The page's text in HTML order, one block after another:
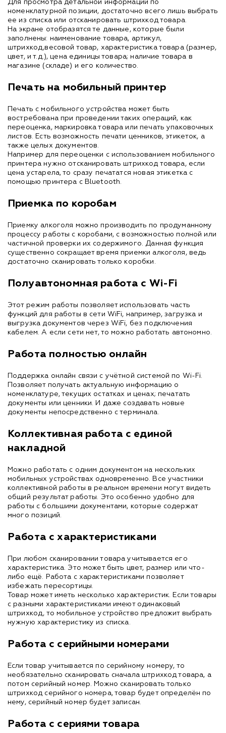
Для просмотра детальной информации по
номенклатурной позиции, достаточно всего лишь выбрать
ее из списка или отсканировать штрихкод товара.
На экране отобразятся те данные, которые были
заполнены: наименование товара, артикул,
штрихкод,весовой товар, характеристика товара (размер,
цвет, и т.д.), цена единицы товара; наличие товара в
магазине (складе) и его количество.
Печать на мобильный принтер
Печать с мобильного устройства может быть
востребована при проведении таких операций, как
переоценка, маркировка товара или печать упаковочных
листов. Есть возможность печати ценников, этикеток, а
также целых документов.
Например для переоценки с использованием мобильного
принтера нужно отсканировать штрихкод товара, если
цена устарела, то сразу печататся новая этикетка с
помощью принтера с Bluetooth.
Приемка по коробам
Приемку алкоголя можно производить по продуманному
процессу работы с коробами, с возможностью полной или
частичной проверки их содержимого. Данная функция
существенно сокращает время приемки алкоголя, ведь
достаточно сканировать только коробки.
Полуавтономная работа с Wi-Fi
Этот режим работы позволяет использовать часть
функций для работы в сети WiFi, например, загрузка и
выгрузка документов через WiFi, без подключения
кабелем. А если сети нет, то можно работать автономно.
Работа полностью онлайн
Поддержка онлайн связи с учётной системой по Wi-Fi.
Позволяет получать актуальную информацию о
номенклатуре, текущих остатках и ценах; печатать
документы или ценники. И даже создавать новые
документы непосредственно с терминала.
Коллективная работа с единой
накладной
Можно работать с одним документом на нескольких
мобильных устройствах одновременно. Все участники
коллективной работы в реальном времени могут видеть
общий результат работы. Это особенно удобно для
работы с большими документами, которые содержат
много позиций.
Работа с характеристиками
При любом сканировании товара учитывается его
характеристика. Это может быть цвет, размер или что-
либо ещё. Работа с характеристиками позволяет
избежать пересортицы.
Товар может иметь несколько характеристик. Если товары
с разными характеристиками имеют одинаковый
штрихкод, то мобильное устройство предложит выбрать
нужную характеристику из списка.
Работа с серийными номерами
Если товар учитывается по серийному номеру, то
необязательно сканировать сначала штрихкод товара, а
потом серийный номер. Можно сканировать только
штрихкод серийного номера, товар будет определён по
нему, серийный номер будет записан.
Работа с сериями товара